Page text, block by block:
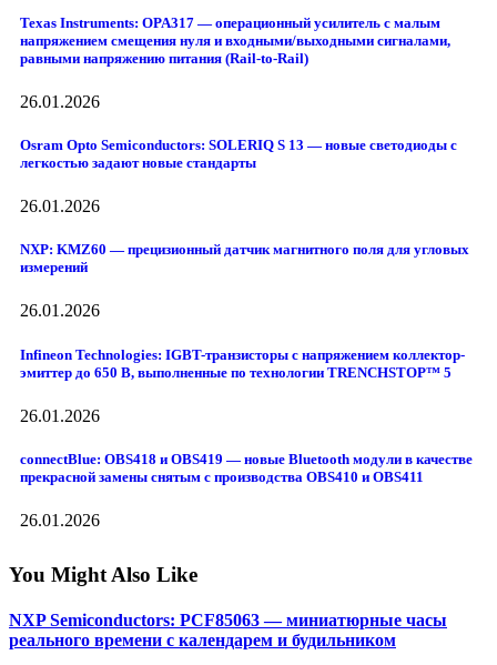
Texas Instruments: OPA317 — операционный усилитель с малым
напряжением смещения нуля и входными/выходными сигналами,
равными напряжению питания (Rail-to-Rail)
26.01.2026
Osram Opto Semiconductors: SOLERIQ S 13 — новые светодиоды с
легкостью задают новые стандарты
26.01.2026
NXP: KMZ60 — прецизионный датчик магнитного поля для угловых
измерений
26.01.2026
Infineon Technologies: IGBT-транзисторы с напряжением коллектор-
эмиттер до 650 В, выполненные по технологии TRENCHSTOP™ 5
26.01.2026
connectBlue: OBS418 и OBS419 — новые Bluetooth модули в качестве
прекрасной замены снятым с производства OBS410 и OBS411
26.01.2026
You Might Also Like
NXP Semiconductors: PCF85063 — миниатюрные часы
реального времени с календарем и будильником